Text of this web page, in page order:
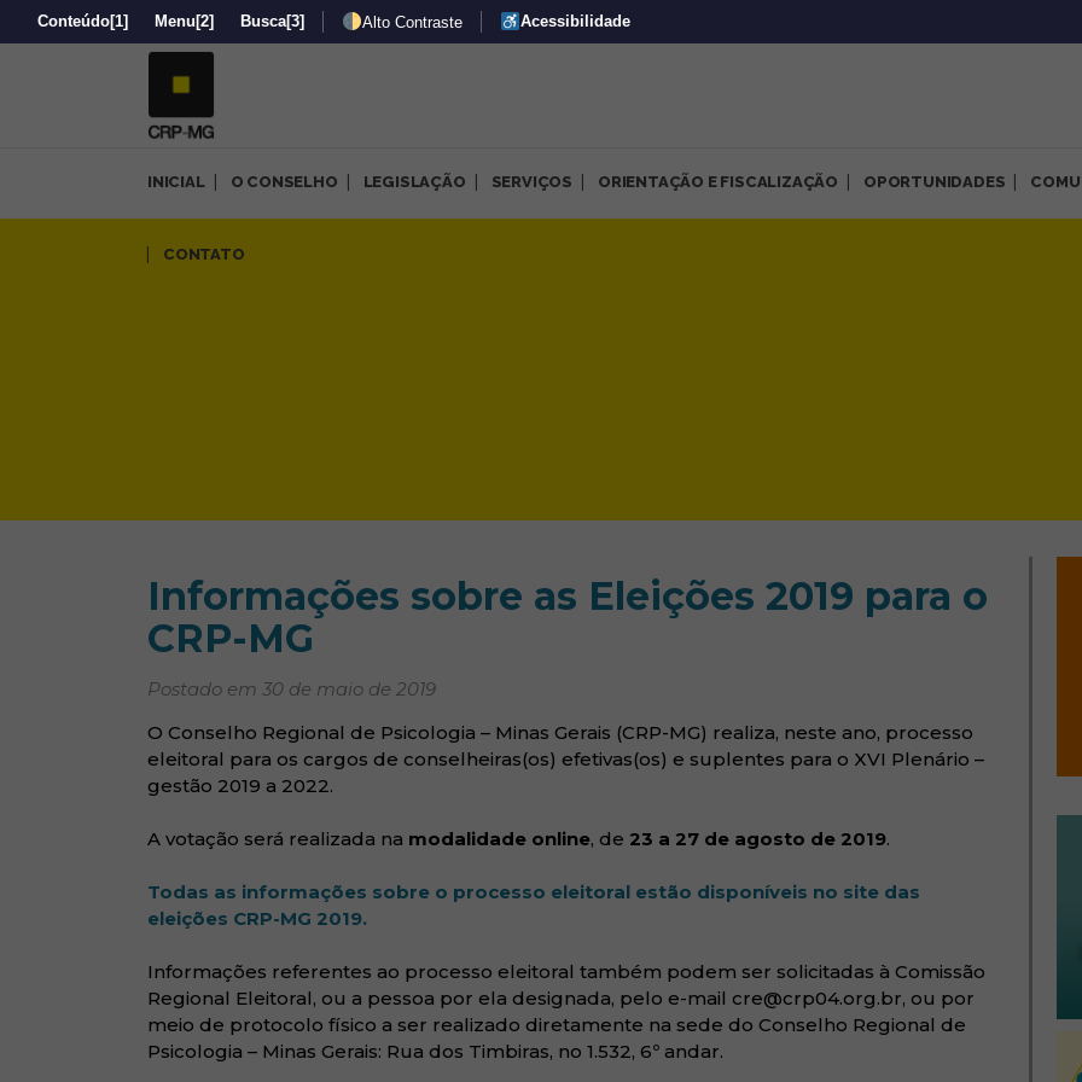
Conteúdo[1] Menu [2] Busca[3] Alto Contraste Acessibilidade
INICIAL O CONSELHO LEGISLAÇÃO SERVIÇOS ORIENTAÇÃO E FISCALIZAÇÃO OPORTUNIDADES
CONTATO
Informações sobre as Eleições 2019 para o CRP-MG | CRP-
Informações sobre as Eleições 2019 para o
CRP-MG
Postado em 30 de maio de 2019
O Conselho Regional de Psicologia – Minas Gerais (CRP-MG) realiza, neste ano, processo
eleitoral para os cargos de conselheiras(os) efetivas(os) e suplentes para o XVI Plenário –
gestão 2019 a 2022.
A votação será realizada na modalidade online, de 23 a 27 de agosto de 2019.
Todas as informações sobre o processo eleitoral estão disponíveis no site das
eleições CRP-MG 2019.(abre em nova janela)
Informações referentes ao processo eleitoral também podem ser solicitadas à Comissão
Regional Eleitoral, ou a pessoa por ela designada, pelo e-mail cre@crp04.org.br, ou por
meio de protocolo físico a ser realizado diretamente na sede do Conselho Regional de
Psicologia – Minas Gerais: Rua dos Timbiras, no 1.532, 6º andar.